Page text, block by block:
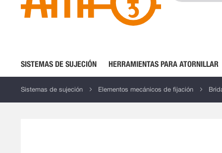
SISTEMAS DE SUJECIÓN HERRAMIENTAS PARA ATORNILLAR
Sistemas de sujeción Elementos mecánicos de fijación